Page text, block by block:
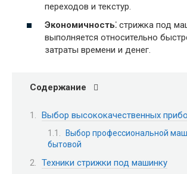
переходов и текстур.
Экономичность⁚ стрижка под
выполняется относительно
затраты времени и денег.
Содержание
Выбор высококачественных
Выбор профессиональной
бытовой
Техники стрижки под машинку